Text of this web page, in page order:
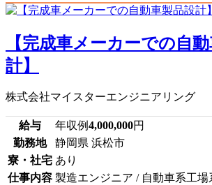
【完成車メーカーでの自
計】
株式会社マイスターエンジニアリング
給与 年収例4,000,000円
勤務地
静岡県 浜松市
寮・社宅 あり
仕事内容 製造エンジニア / 自動車系工場